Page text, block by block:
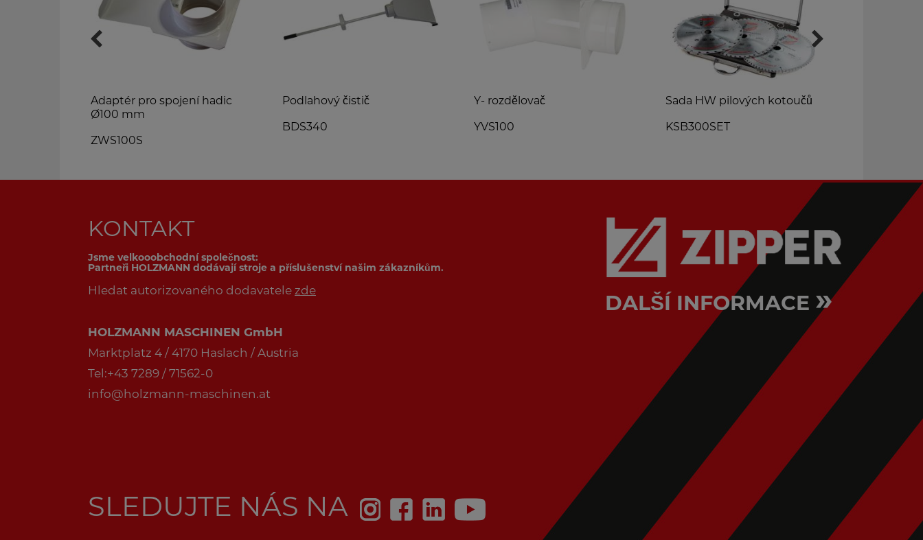
Adaptér pro spojení hadic
Ø100 mm
ZWS100S
Podlahový čistič
BDS340
Y- rozdělovač
YVS100
Sada HW pilových kotoučů
KSB300SET
KONTAKT
Jsme velkooobchodní společnost:
Partneři HOLZMANN dodávají stroje a příslušenství našim zákazníkům.
Hledat autorizovaného dodavatele zde
HOLZMANN MASCHINEN GmbH
Marktplatz 4 / 4170 Haslach / Austria
Tel:+43 7289 / 71562-0
info@holzmann-maschinen.at
SLEDUJTE NÁS NA
DALŠÍ INFORMACE »